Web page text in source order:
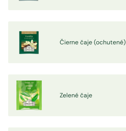
Čierne čaje (ochutené)
Zelené čaje